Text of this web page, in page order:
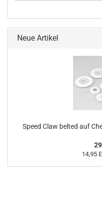
Neue Artikel
Speed Claw belted auf
14,95